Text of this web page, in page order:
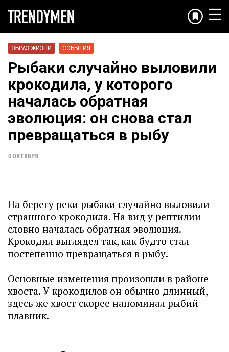
☰
ОБРАЗ ЖИЗНИ СОБЫТИЯ
Рыбаки случайно выловили
крокодила, у которого
началась обратная
эволюция: он снова стал
превращаться в рыбу
4 ОКТЯБРЯ
На берегу реки рыбаки случайно выловили
странного крокодила. На вид у рептилии
словно началась обратная эволюция.
Крокодил выглядел так, как будто стал
постепенно превращаться в рыбу.
Основные изменения произошли в районе
хвоста. У крокодилов он обычно длинный,
здесь же хвост скорее напоминал рыбий
плавник.